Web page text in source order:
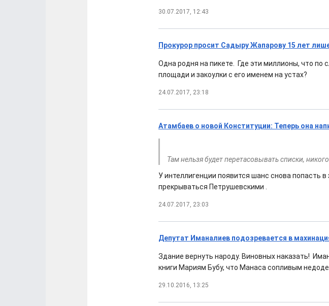
30.07.2017, 12:43
Прокурор просит Садыру Жапарову 15 лет
Одна родня на пикете. Где эти миллионы, что
площади и закоулки с его именем на устах?
24.07.2017, 23:18
Атамбаев о новой Конституции: Теперь она
Там нельзя будет перетасовывать списки,
У интеллигенции появится шанс снова попасть
прекрываться Петрушевскими .
24.07.2017, 23:03
Депутат Иманалиев подозревается в
Здание вернуть народу. Виновных наказать!
книги Мариям Бубу, что Манаса сопливым
29.10.2016, 13:25